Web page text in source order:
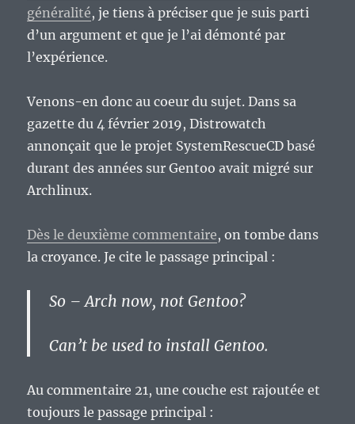
généralité, je tiens à préciser que je suis parti
d’un argument et que je l’ai démonté par
l’expérience.
Venons-en donc au coeur du sujet. Dans sa
gazette du 4 février 2019, Distrowatch
annonçait que le projet SystemRescueCD basé
durant des années sur Gentoo avait migré sur
Archlinux.
Dès le deuxième commentaire, on tombe dans
la croyance. Je cite le passage principal :
So – Arch now, not Gentoo?
Can’t be used to install Gentoo.
Au commentaire 21, une couche est rajoutée et
toujours le passage principal :